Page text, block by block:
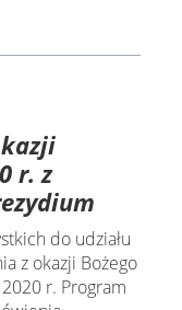
r. z
do udziału
z okazji Bożego
r. Program